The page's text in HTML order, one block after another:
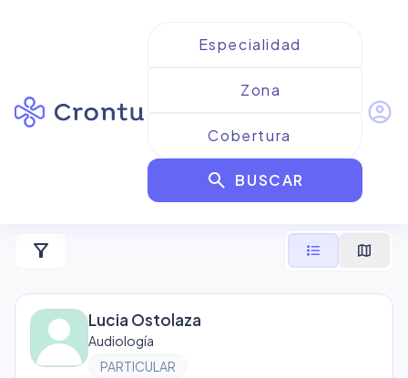
search BUSCAR
account_circle
Resultados paraAudiología
de Particular
filter_alt format_list_bulleted map
Lucia Ostolaza
Audiología
PARTICULAR